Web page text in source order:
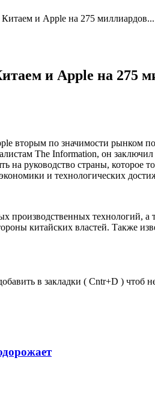
и Apple на 275 миллиардов...
и Apple на 275
вторым по значимости рынком
The Information, он
руководство страны, которое
и технологических
производственных технологий,
китайских властей. Также
в закладки ( Cntr+D ) чтоб